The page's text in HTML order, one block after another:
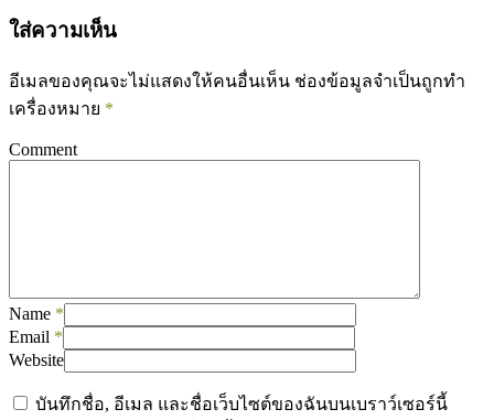
ใส่ความเห็น
อีเมลของคุณจะไม่แสดงให้คนอื่นเห็น ช่องข้อมูลจำเป็นถูกทำ
เครื่องหมาย *
Comment
Name *
Email *
Website
บันทึกชื่อ, อีเมล และชื่อเว็บไซต์ของฉันบนเบราว์เซอร์นี้